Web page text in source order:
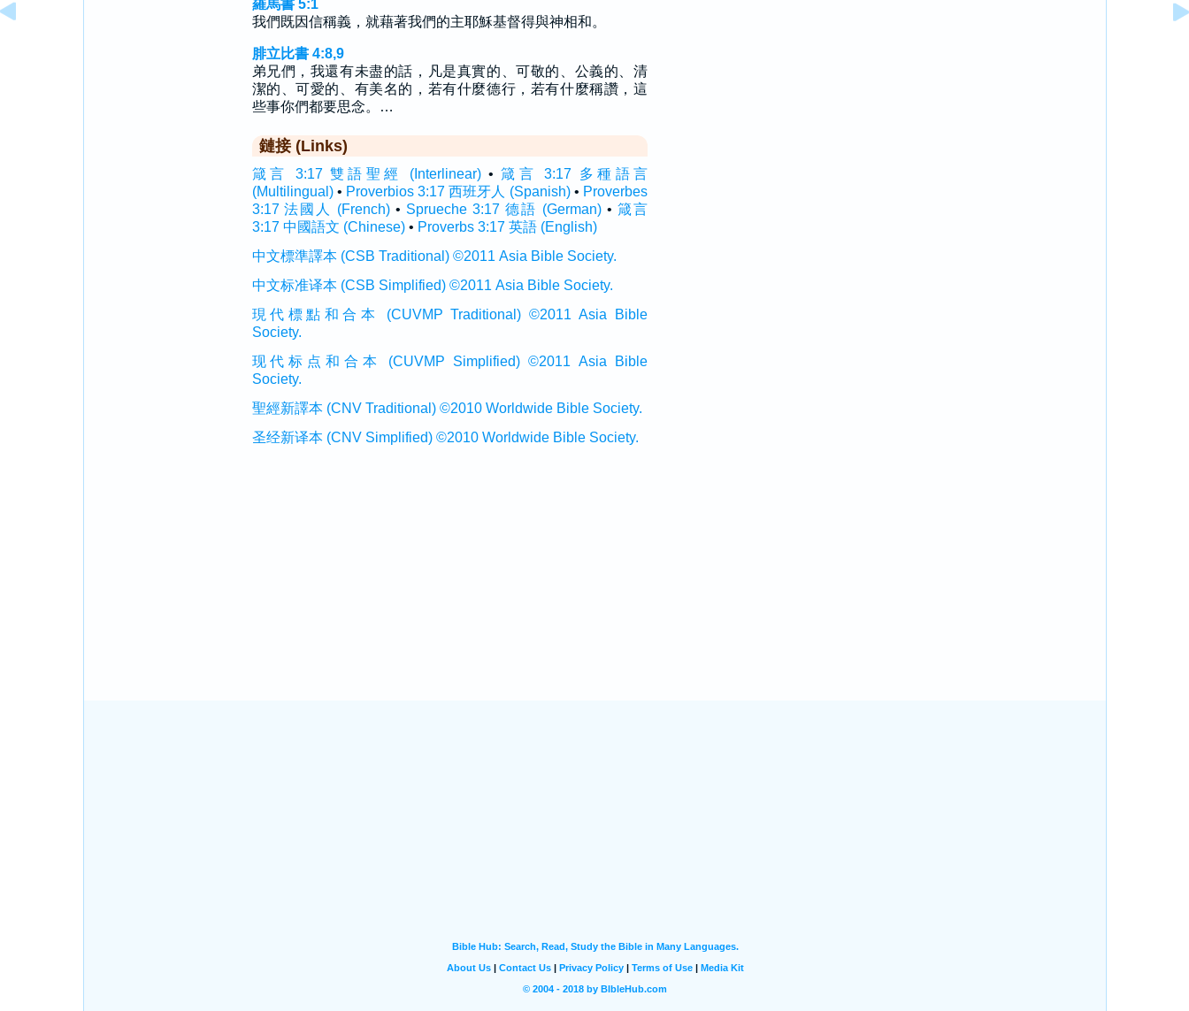
羅馬書 5:1
我們既因信稱義，就藉著我們的主耶穌基督得與神相和。
腓立比書 4:8,9
弟兄們，我還有未盡的話，凡是真實的、可敬的、公義的、清
潔的、可愛的、有美名的，若有什麼德行，若有什麼稱讚，這
些事你們都要思念。…
鏈接 (Links)
箴言 3:17 雙語聖經 (Interlinear)•箴言 3:17 多種語言
(Multilingual)• Proverbios 3:17 西班牙人 (Spanish)• Proverbes
3:17 法國人 (French) • Sprueche 3:17 德語 (German) • 箴言
3:17 中國語文 (Chinese)• Proverbs 3:17 英語 (English)
中文標準譯本 (CSB Traditional) ©2011 Asia Bible Society.
中文标准译本 (CSB Simplified) ©2011 Asia Bible Society.
現代標點和合本 (CUVMP Traditional) ©2011 Asia Bible
Society.
现代标点和合本 (CUVMP Simplified) ©2011 Asia Bible
Society.
聖經新譯本 (CNV Traditional) ©2010 Worldwide Bible Society.
圣经新译本 (CNV Simplified) ©2010 Worldwide Bible Society.